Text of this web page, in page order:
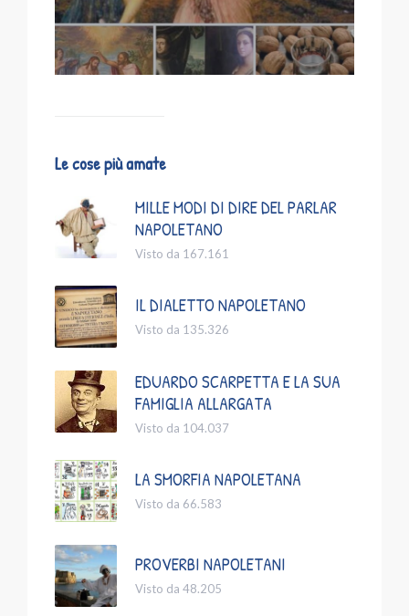
Le cose più amate
MILLE MODI DI DIRE DEL PARLAR
NAPOLETANO
Visto da 167.161
IL DIALETTO NAPOLETANO
Visto da 135.326
EDUARDO SCARPETTA E LA SUA
FAMIGLIA ALLARGATA
Visto da 104.037
LA SMORFIA NAPOLETANA
Visto da 66.583
PROVERBI NAPOLETANI
Visto da 48.205